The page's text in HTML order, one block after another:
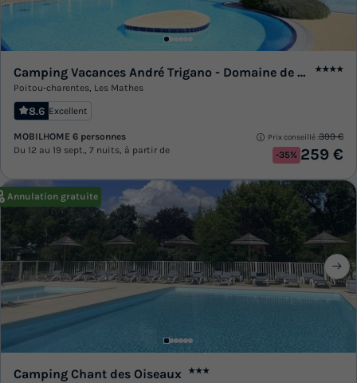
Camping Vacances André Trigano - Domaine de Montcalm ★★★★
Poitou-charentes, Les Mathes
8.6 Excellent
MOBILHOME 6 personnes
Du 12 au 19 sept., 7 nuits, à partir de
Prix conseillé :399 €
-35% 259 €
Annulation gratuite
Camping Chant des Oiseaux ★★★